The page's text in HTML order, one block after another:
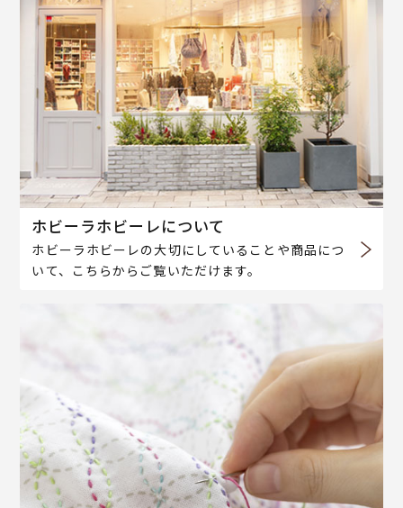
ホビーラホビーレについて
ホビーラホビーレの大切にしていることや商品につ
いて、こちらからご覧いただけます。